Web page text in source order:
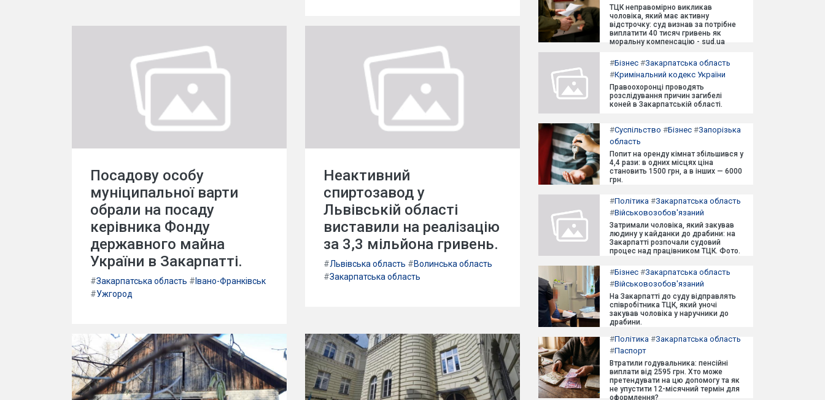
Посадову особу
муніципальної варти
обрали на посаду
керівника Фонду
державного майна
України в Закарпатті.
#Закарпатська область # Івано-Франківськ
#Ужгород
Неактивний
спиртозавод у
Львівській області
виставили на реалізацію
за 3,3 мільйона гривень.
#Львівська область #Волинська область
#Закарпатська область
ТЦК неправомірно викликав
чоловіка, який має активну
відстрочку: суд визнав за потрібне
виплатити 40 тисяч гривень як
моральну компенсацію - sud.ua
#Бізнес #Закарпатська область
#Кримінальний кодекс України
Правоохоронці проводять
розслідування причин загибелі
коней в Закарпатській області.
#Суспільство #Бізнес #Запорізька
область
Попит на оренду кімнат збільшився у
4,4 рази: в одних місцях ціна
становить 1500 грн, а в інших — 6000
грн.
#Політика #Закарпатська область
#Військовозобов'язаний
Затримали чоловіка, який закував
людину у кайданки до драбини: на
Закарпатті розпочали судовий
процес над працівником ТЦК. Фото.
#Бізнес #Закарпатська область
#Військовозобов'язаний
На Закарпатті до суду відправлять
співробітника ТЦК, який уночі
закував чоловіка у наручники до
драбини.
#Політика #Закарпатська область
#Паспорт
Втратили годувальника: пенсійні
виплати від 2595 грн. Хто може
претендувати на цю допомогу та як
не упустити 12-місячний термін для
оформлення?